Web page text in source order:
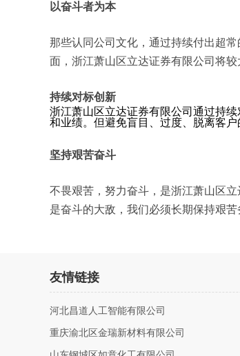
以奋斗者为本
那些认同公司文化，通过持续付出超
面，浙江萧山区立达证券有限公司将
持续对标创新
浙江萧山区立达证券有限公司通过持
和业绩。但避免盲目、过度、脱离客户
坚持艰苦奋斗
不畏艰苦，努力奋斗，是浙江萧山区
是奋斗的大敌，我们必须长期保持艰苦
友情链接
河北昌道人工智能有限公司
重庆渝北区金瑞新材料有限公司